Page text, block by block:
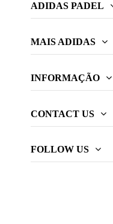
ADIDAS PADEL
MAIS ADIDAS
INFORMAÇÃO
CONTACT US
FOLLOW US